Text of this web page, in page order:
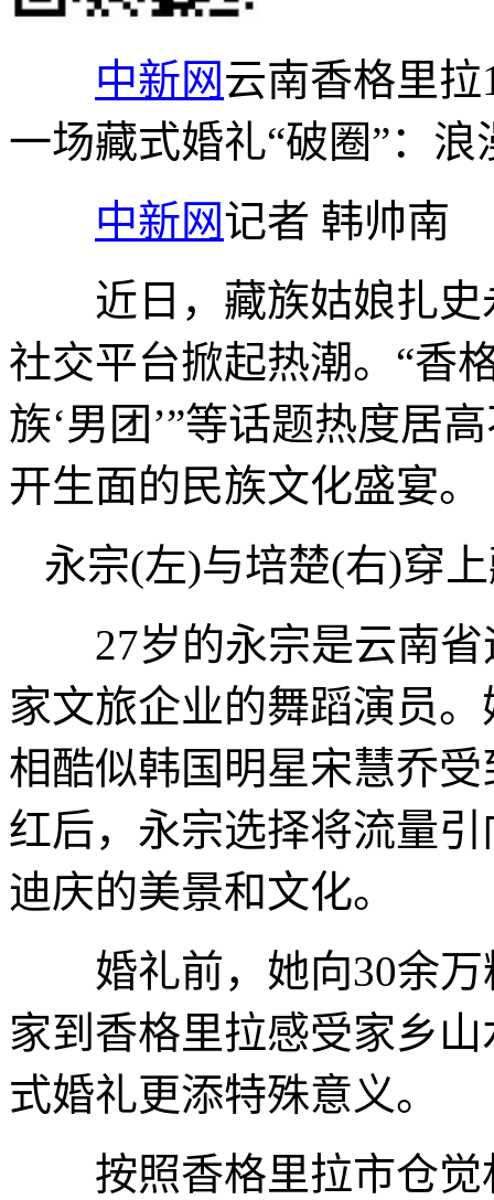
中新网云南香格里
一场藏式婚礼“破圈”：
中新网记者 韩帅南
近日，藏族姑娘扎史
社交平台掀起热潮。“香
族‘男团’”等话题热度居
开生面的民族文化盛宴。
永宗(左)与培楚(右)穿
27岁的永宗是云南省
家文旅企业的舞蹈演员
相酷似韩国明星宋慧乔
红后，永宗选择将流量
迪庆的美景和文化。
婚礼前，她向30余万
家到香格里拉感受家乡
式婚礼更添特殊意义。
按照香格里拉市仓觉